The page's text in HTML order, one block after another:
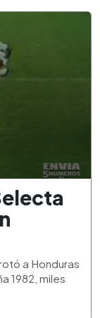
a Honduras
1982, miles